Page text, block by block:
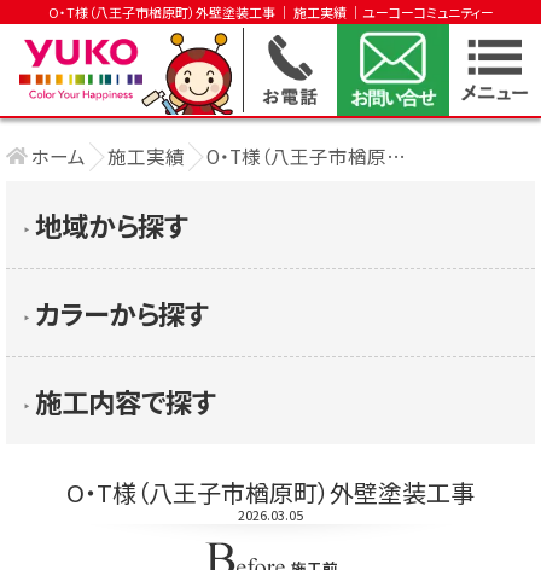
O・T様（八王子市楢原町）外壁塗装工事 │ 施工実績 │ユーコーコミュニティー
ホーム 施工実績 O・T様（八王子市楢原町）外壁塗装工事
▶︎ 施工内容で探す
▶︎ カラーから探す
▶︎ 地域から探す
O・T様（八王子市楢原町）外壁塗装工事
2026.03.05